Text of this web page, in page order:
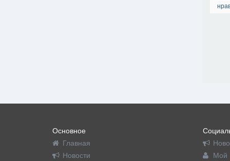
Основное
Главная
Новости
Мой